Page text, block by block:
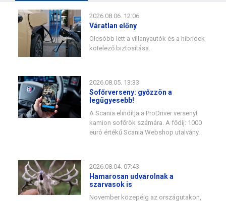
2026.08.06. 12:06
Váratlan előny
Olcsóbb lett a villanyautók és a hibridek
kötelező biztosítása.
2026.08.05. 13:33
Sofőrverseny: győzzön a
legügyesebb!
A Scania elindítja a ProDriver versenyt
kamion sofőrök számára. A fődíj: 1000
euró értékű Scania Webshop utalvány.
2026.08.04. 07:43
Hamarosan udvarolnak a
szarvasok is
November közepéig az országutakon,